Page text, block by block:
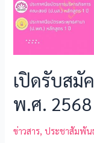
เปิดรับสมั
พ.ศ. 2568
ข่าวสาร,ประชาสัมพัน